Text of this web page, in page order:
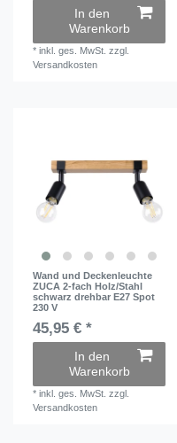
In den
Warenkorb
*inkl. ges. MwSt. zzgl.
Versandkosten
Wand und Deckenleuchte
ZUCA 2-fach Holz/Stahl
schwarz drehbar E27 Spot
230 V
45,95 € *
In den
Warenkorb
*inkl. ges. MwSt. zzgl.
Versandkosten